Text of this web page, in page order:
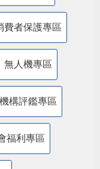
費者保護專區
無人機專區
機構評鑑專區
福利專區